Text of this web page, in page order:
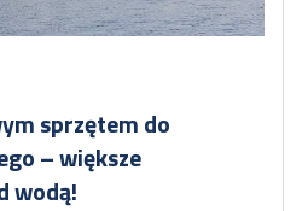
sprzętem do
– większe
wodą!